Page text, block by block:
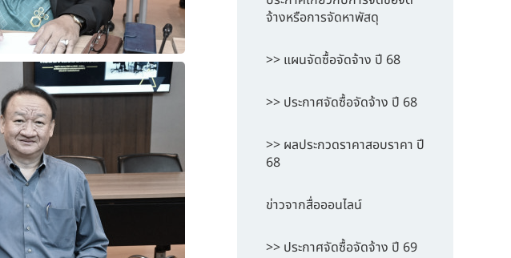
จ้างหรือการจัดหาพัสดุ
>> แผนจัดซื้อจัดจ้าง ปี 68
>> ประกาศจัดซื้อจัดจ้าง ปี 68
>> ผลประกวดราคาสอบราคา ปี
68
ข่าวจากสื่อออนไลน์
>> ประกาศจัดซื้อจัดจ้าง ปี 69